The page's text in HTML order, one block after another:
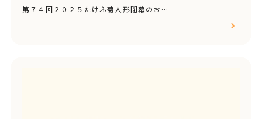
第７４回２０２５たけふ菊人形閉幕のお…